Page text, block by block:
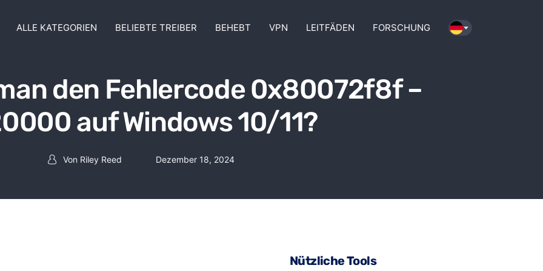
ALLE KATEGORIEN
BELIEBTE TREIBER BEHEBT VPN LEITFÄDEN FORSCHUNG
den Fehlercode 0x80072f8f –
auf Windows 10/11?
Beitrag Autor
Von Riley Reed Dezember 18, 2024
Nützliche Tools